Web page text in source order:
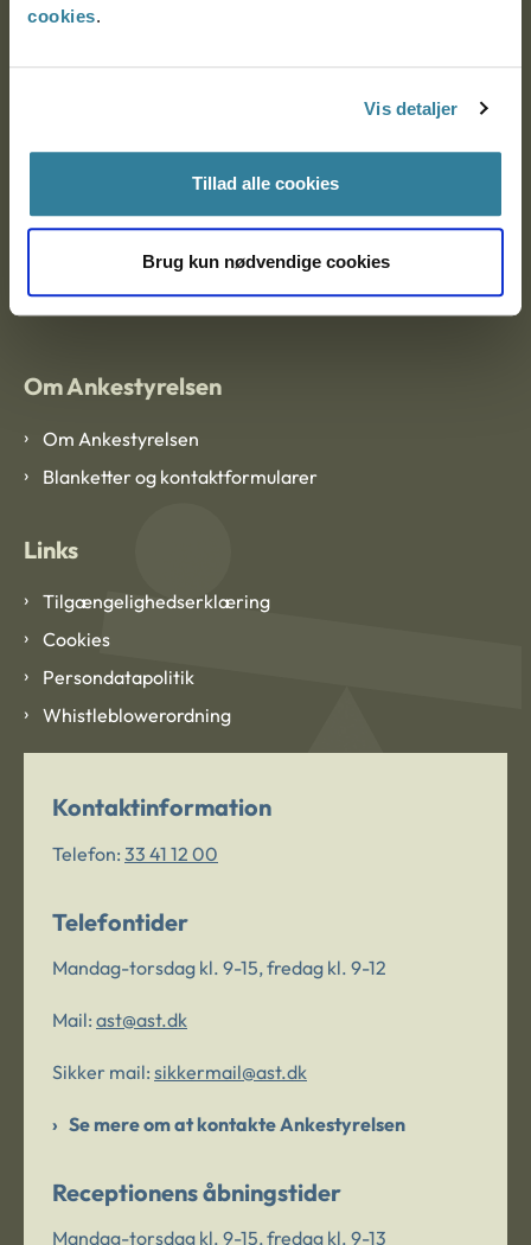
cookies.
Vis detaljer
Tillad alle cookies
Brug kun nødvendige cookies
9000 Aalborg
Ankestyrelsen København
EAN: 57 98 000 35 48 21
CVR: 1007 4002
Om Ankestyrelsen
Om Ankestyrelsen
Blanketter og kontaktformularer
Links
Tilgængelighedserklæring
Cookies
Persondatapolitik
Whistleblowerordning
Kontaktinformation
Telefon: 33 41 12 00
Telefontider
Mandag-torsdag kl. 9-15, fredag kl. 9-12
Mail: ast@ast.dk
Sikker mail: sikkermail@ast.dk
Se mere om at kontakte Ankestyrelsen
Receptionens åbningstider
Mandag-torsdag kl. 9-15, fredag kl. 9-13